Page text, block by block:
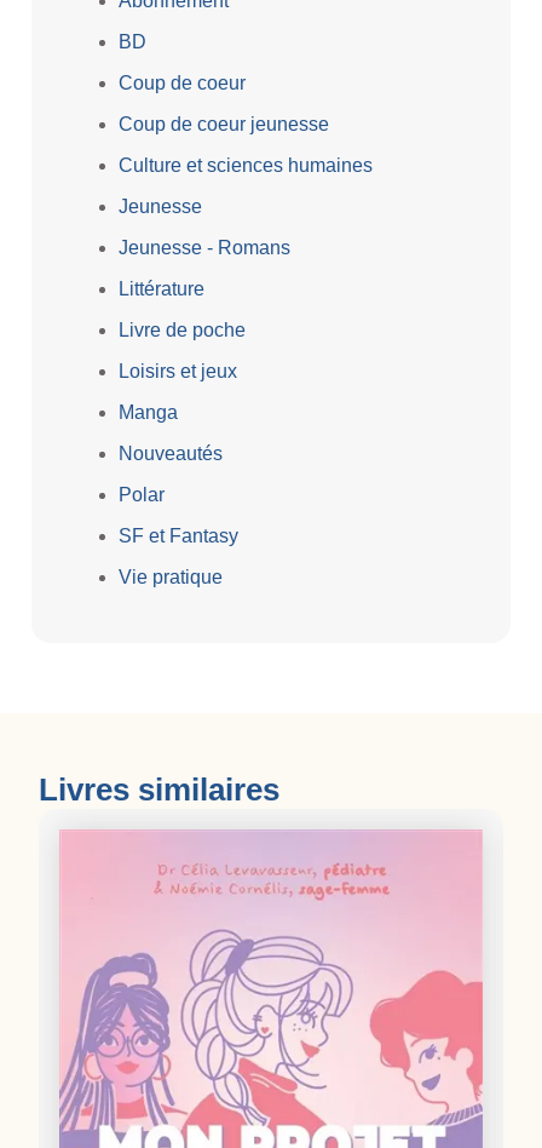
BD
Coup de coeur
Coup de coeur jeunesse
Culture et sciences humaines
Jeunesse
Jeunesse - Romans
Littérature
Livre de poche
Loisirs et jeux
Manga
Nouveautés
Polar
SF et Fantasy
Vie pratique
Livres similaires